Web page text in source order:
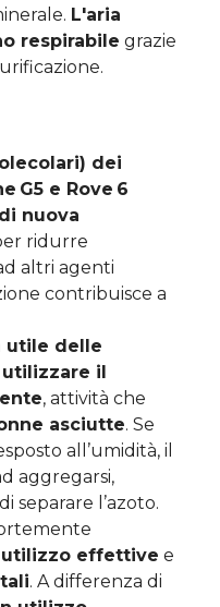
L'aria
respirabile grazie
dei
G5 e Rove 6
nuova
ridurre
altri agenti
contribuisce a
utile delle
utilizzare il
, attività che
asciutte. Se
all’umidità, il
aggregarsi,
separare l’azoto.
effettive e
. A differenza di